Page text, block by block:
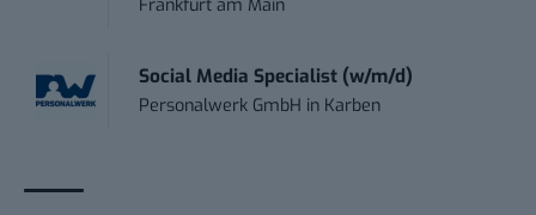
Frankfurt am Main
Social Media Specialist (w/m/d)
Personalwerk GmbH in Karben